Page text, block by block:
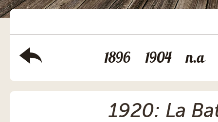
1896 1904 n.a
1920: La